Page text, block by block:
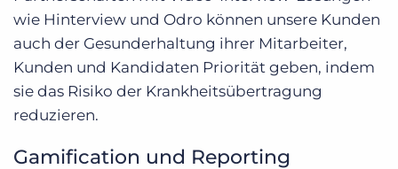
wie Hinterview und Odro können unsere Kunden
auch der Gesunderhaltung ihrer Mitarbeiter,
Kunden und Kandidaten Priorität geben, indem
sie das Risiko der Krankheitsübertragung
reduzieren.
Gamification und Reporting